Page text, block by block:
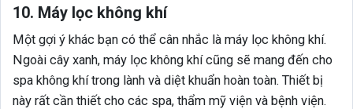
10. Máy lọc không khí
Một gợi ý khác bạn có thể cân nhắc là máy lọc không khí.
Ngoài cây xanh, máy lọc không khí cũng sẽ mang đến cho
spa không khí trong lành và diệt khuẩn hoàn toàn. Thiết bị
này rất cần thiết cho các spa, thẩm mỹ viện và bệnh viện.